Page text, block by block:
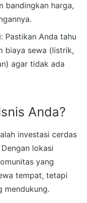
bandingkan harga,
Pastikan Anda tahu
biaya sewa (listrik,
agar tidak ada
Anda?
investasi cerdas
lokasi
yang
tempat, tetapi
mendukung.